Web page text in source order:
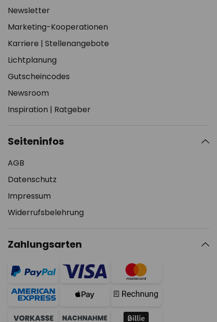
Newsletter
Marketing-Kooperationen
Karriere | Stellenangebote
Lichtplanung
Gutscheincodes
Newsroom
Inspiration | Ratgeber
Seiteninfos
AGB
Datenschutz
Impressum
Widerrufsbelehrung
Zahlungsarten